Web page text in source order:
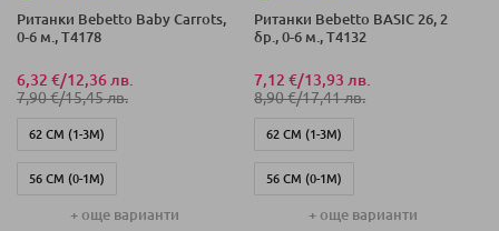
Ританки Bebetto Baby Carrots,
0-6 м., T4178
6,32 €/12,36 лв.
7,90 €/15,45 лв.
62 СМ (1-3М)
56 СМ (0-1М)
68 СМ (3-6М)
+ още варианти
Ританки Bebetto BASIC 26, 2
бр., 0-6 м., T4132
7,12 €/13,93 лв.
8,90 €/17,41 лв.
62 СМ (1-3М)
56 СМ (0-1М)
68 СМ (3-6М)
+ още варианти